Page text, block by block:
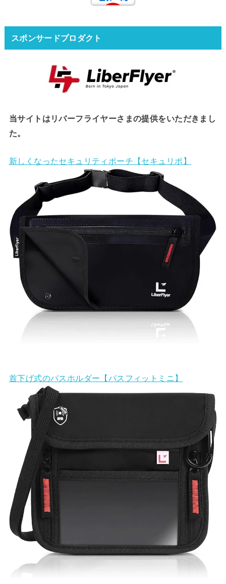
スポンサードプロダクト
当サイトはリバーフライヤーさまの提供をいただきまし
た。
新しくなったセキュリティポーチ【セキュリポ】
首下げ式のパスホルダー【パスフィットミニ】